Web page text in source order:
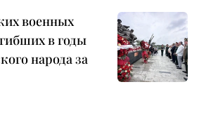
военных
в годы
народа за